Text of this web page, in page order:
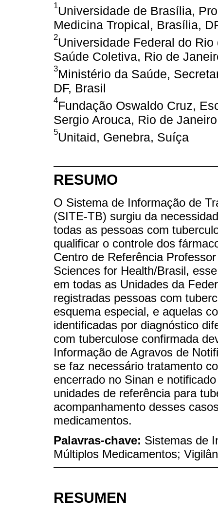
1Universidade de Brasília,
Medicina Tropical, Brasília,
2Universidade Federal do
Saúde Coletiva, Rio de
3Ministério da Saúde,
DF, Brasil
4Fundação Oswaldo Cruz,
Sergio Arouca, Rio de
5Unitaid, Genebra, Suíça
RESUMO
O Sistema de Informação de
(SITE-TB) surgiu da
todas as pessoas com
qualificar o controle dos
Centro de Referência
Sciences for Health/Brasil,
em todas as Unidades da
registradas pessoas com
esquema especial, e aquelas
identificadas por diagnóstico
com tuberculose confirmada
Informação de Agravos de
se faz necessário tratamento
encerrado no Sinan e
unidades de referência para
acompanhamento desses
medicamentos.
Palavras-chave: Sistemas de
Múltiplos Medicamentos;
RESUMEN